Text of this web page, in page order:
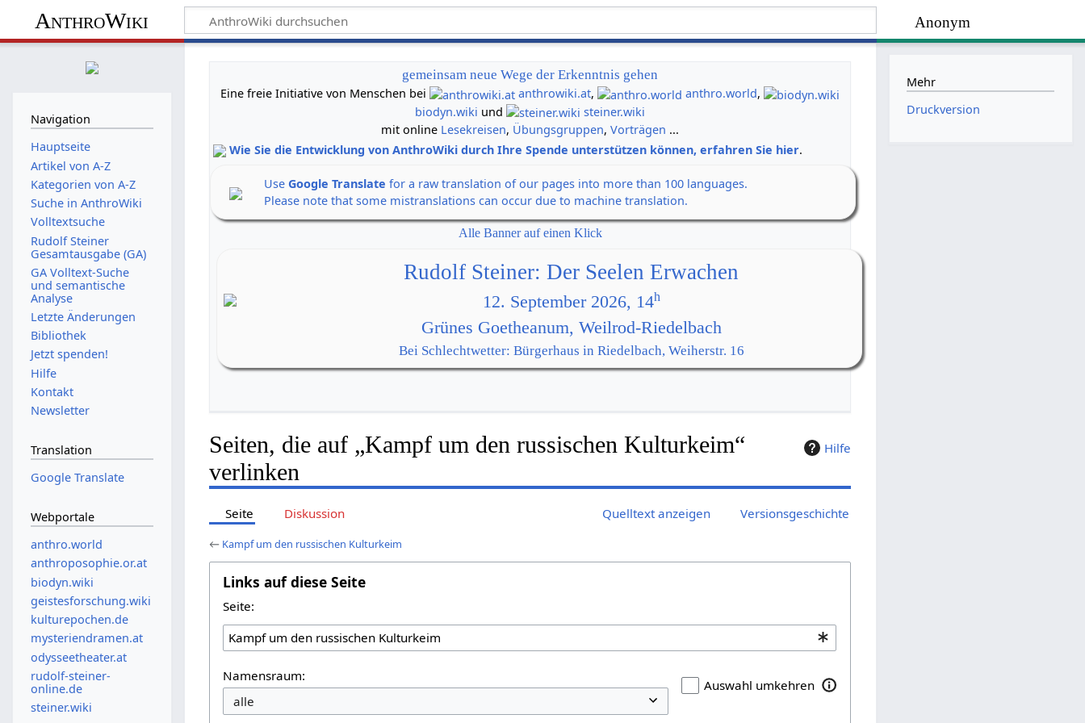
Anonym
AnthroWiki
gemeinsam neue Wege der Erkenntnis gehen
Eine freie Initiative von Menschen bei
anthrowiki.at, anthro.world,
biodyn.wiki und
steiner.wiki
mit online Lesekreisen, Übungsgruppen,Vorträgen ...
Wie Sie die Entwicklung von AnthroWiki durch Ihre Spende unterstützen können, erfahren Sie hier.
UseGoogle Translate for a raw translation of our pages into more than 100 languages.
Please note that some mistranslations can occur due to machine translation.
Alle Banner auf einen Klick
Rudolf Steiner: Der Seelen Erwachen
12. September 2026, 14h
Grünes Goetheanum, Weilrod-Riedelbach
Bei Schlechtwetter: Bürgerhaus in Riedelbach, Weiherstr. 16
Hilfe
Seiten, die auf „Kampf um den russischen Kulturkeim“
verlinken
Seite Diskussion Quelltext anzeigen Versionsgeschichte
← Kampf um den russischen Kulturkeim
Links auf diese Seite
Seite:
Namensraum:
Auswahl umkehren
Navigation
Hauptseite
Artikel von A-Z
Kategorien von A-Z
Suche in AnthroWiki
Volltextsuche
Rudolf Steiner
Gesamtausgabe (GA)
GA Volltext-Suche
und semantische
Analyse
Letzte Änderungen
Bibliothek
Jetzt spenden!
Hilfe
Kontakt
Newsletter
Translation
Google Translate
Webportale
anthro.world
anthroposophie.or.at
biodyn.wiki
geistesforschung.wiki
kulturepochen.de
mysteriendramen.at
odysseetheater.at
rudolf-steiner-
online.de
steiner.wiki
Mehr
Druckversion